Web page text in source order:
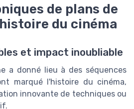
de plans de
du cinéma
et impact inoubliable
a donné lieu à des séquences
marqué l'histoire du cinéma,
innovante de techniques ou